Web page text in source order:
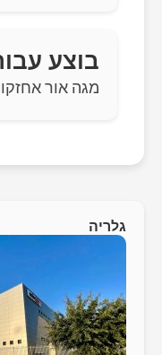
בוצע
מגה אור
גלריה